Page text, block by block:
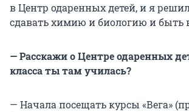
в Центр одаренных детей, и я
сдавать химию и биологию и быть
— Расскажи о Центре одаренных
класса ты там училась?
— Начала посещать курсы «Вега»